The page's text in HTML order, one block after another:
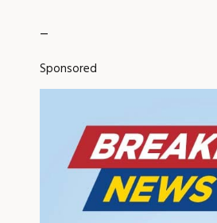
_
Sponsored